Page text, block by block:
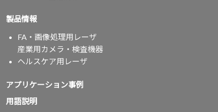
製品情報
FA・画像処理用レーザ
産業用カメラ・検査機器
ヘルスケア用レーザ
アプリケーション事例
用語説明